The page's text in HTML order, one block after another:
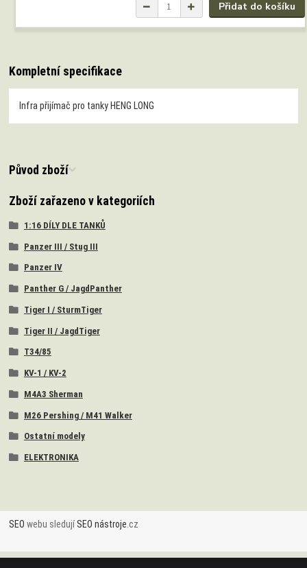
Přidat do košíku
Kompletní specifikace
Infra přijímač pro tanky HENG LONG
Původ zboží
Zboží zařazeno v kategoriích
1:16 DÍLY DLE TANKŮ
Panzer III / Stug III
Panzer IV
Panther G / JagdPanther
Tiger I / SturmTiger
Tiger II / JagdTiger
T34/85
KV-1 / KV-2
M4A3 Sherman
M26 Pershing / M41 Walker
Ostatní modely
ELEKTRONIKA
SEO webu sledujíSEO nástroje .cz